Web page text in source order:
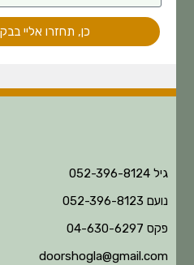
כן, תחזרו אליי
גיל 052-396-8124
נועם 052-396-8123
פקס 04-630-6297
doorshogla@gmail.com